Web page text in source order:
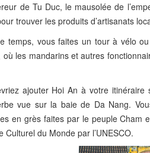
de Tu Duc, le mausolée de
trouver les produits d’artisanats
temps, vous faites un tour à vélo
les mandarins et autres
ajouter Hoi An à votre
vue sur la baie de Da Nang.
en grès faites par le peuple Cham
Culturel du Monde par l’UNESCO.